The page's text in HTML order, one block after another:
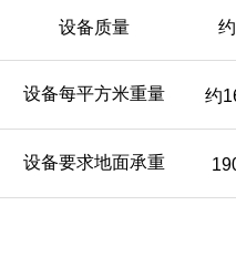
设备质量
设备每平方米重量 约
设备要求地面承重